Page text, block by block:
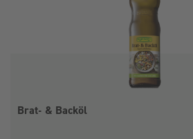
Brat- & Backöl